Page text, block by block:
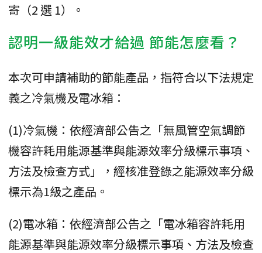
寄（2 選 1）。
認明一級能效才給過 節能怎麼看？
本次可申請補助的節能產品，指符合以下法規定
義之冷氣機及電冰箱：
(1)冷氣機：依經濟部公告之「無風管空氣調節
機容許耗用能源基準與能源效率分級標示事項、
方法及檢查方式」，經核准登錄之能源效率分級
標示為1級之產品。
(2)電冰箱：依經濟部公告之「電冰箱容許耗用
能源基準與能源效率分級標示事項、方法及檢查